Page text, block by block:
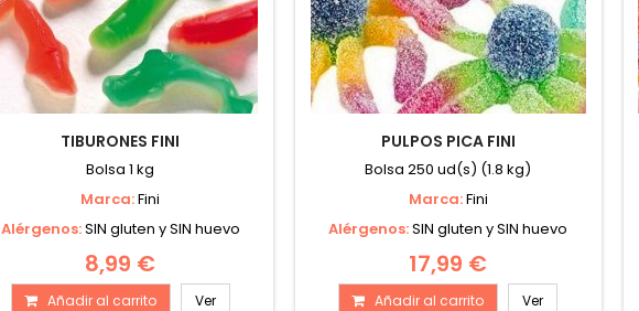
TIBURONES FINI
Bolsa 1 kg
Marca:Fini
Alérgenos:SIN gluten y SIN huevo
8,99 €
Añadir al carrito Ver
PULPOS PICA FINI
Bolsa 250 ud(s) (1.8 kg)
Marca:Fini
Alérgenos:SIN gluten y SIN huevo
17,99 €
Añadir al carrito Ver